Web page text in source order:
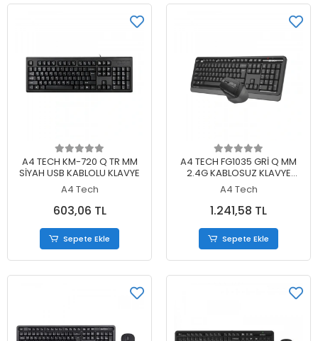
Sepete Ekle
A4 TECH KM-720 Q TR MM
SİYAH USB KABLOLU KLAVYE
A4 Tech
603,06 TL
Sepete Ekle
Sepete Ekle
A4 TECH FG1035 GRİ Q MM
2.4G KABLOSUZ KLAVYE
MOUSE SET
A4 Tech
1.241,58 TL
Sepete Ekle